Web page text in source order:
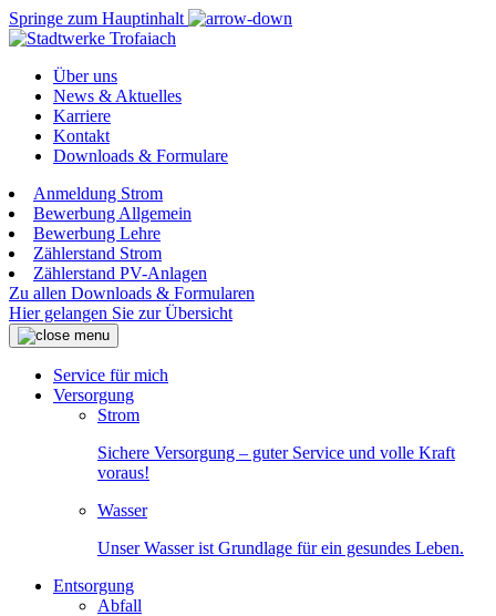
Springe zum Hauptinhalt
Über uns
News & Aktuelles
Karriere
Kontakt
Downloads & Formulare
Anmeldung Strom
Bewerbung Allgemein
Bewerbung Lehre
Zählerstand Strom
Zählerstand PV-Anlagen
Zu allen Downloads & Formularen
Hier gelangen Sie zur Übersicht
Service für mich
Versorgung
Strom
Sichere Versorgung – guter Service und volle Kraft
voraus!
Wasser
Unser Wasser ist Grundlage für ein gesundes Leben.
Entsorgung
Abfall